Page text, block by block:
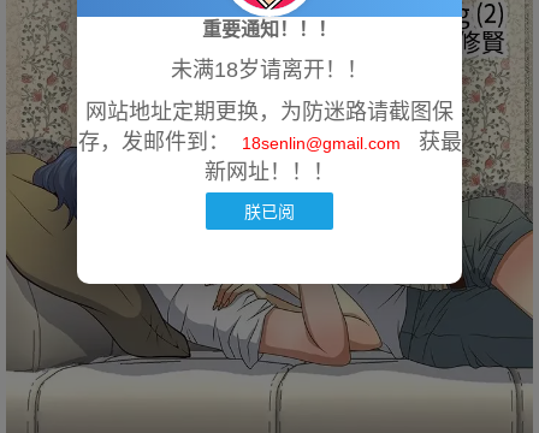
重要通知！！！
未满18岁请离开！！
网站地址定期更换，为防迷路请截图保
存，发邮件到：
18senlin@gmail.com
获最
新网址！！！
朕已阅